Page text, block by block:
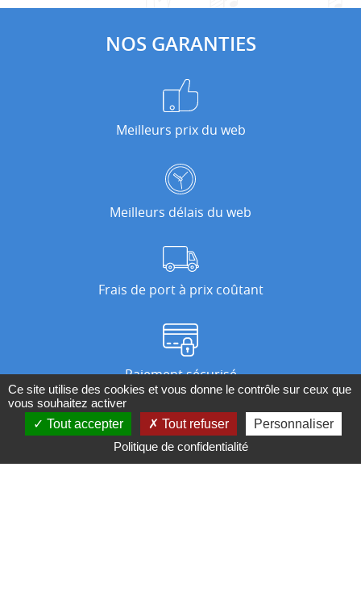
NOS GARANTIES
Meilleurs prix du web
Meilleurs délais du web
Frais de port à prix coûtant
Paiement sécurisé
Nos magasins
Ce site utilise des cookies et vous donne le contrôle sur ceux que
vous souhaitez activer
Tout accepter
Tout refuser
Personnaliser
Politique de confidentialité